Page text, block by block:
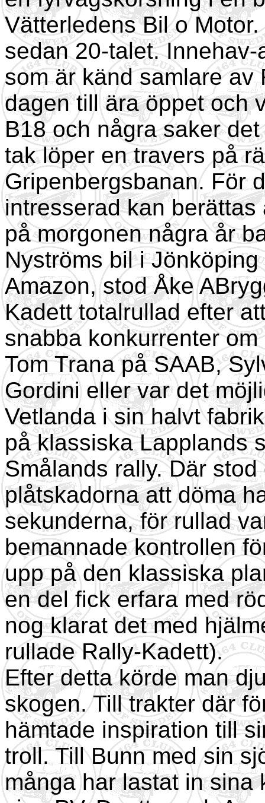
Vätterledens Bil o
sedan 20-talet.
som är känd samlare av
dagen till ära öppet och
B18 och några saker
tak löper en travers på
Gripenbergsbanan. För
intresserad kan
på morgonen några år
Nyströms bil i
Amazon, stod Åke
Kadett totalrullad efter
snabba konkurrenter
Tom Trana på SAAB,
Gordini eller var det
Vetlanda i sin halvt
på klassiska Lapplands
Smålands rally. Där
plåtskadorna att döma
sekunderna, för rullad
bemannade kontrollen
upp på den klassiska
en del fick erfara med
nog klarat det med
rullade Rally-Kadett).
Efter detta körde man
skogen. Till trakter där
hämtade inspiration till
troll. Till Bunn med sin
många har lastat in sina